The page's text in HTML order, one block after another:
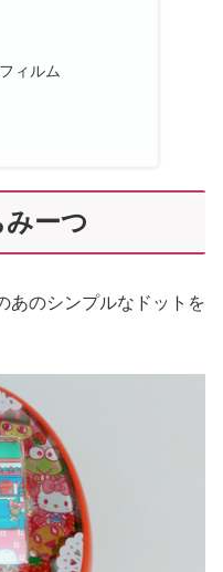
ィルム
ーつ
あのシンプルなドットを